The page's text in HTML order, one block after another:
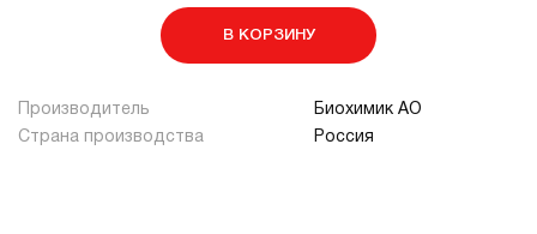
В КОРЗИНУ
Производитель
Биохимик АО
Страна производства
Россия